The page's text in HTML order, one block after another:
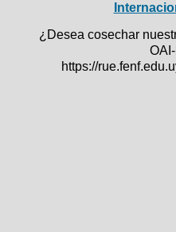
¿Desea cosechar
https://